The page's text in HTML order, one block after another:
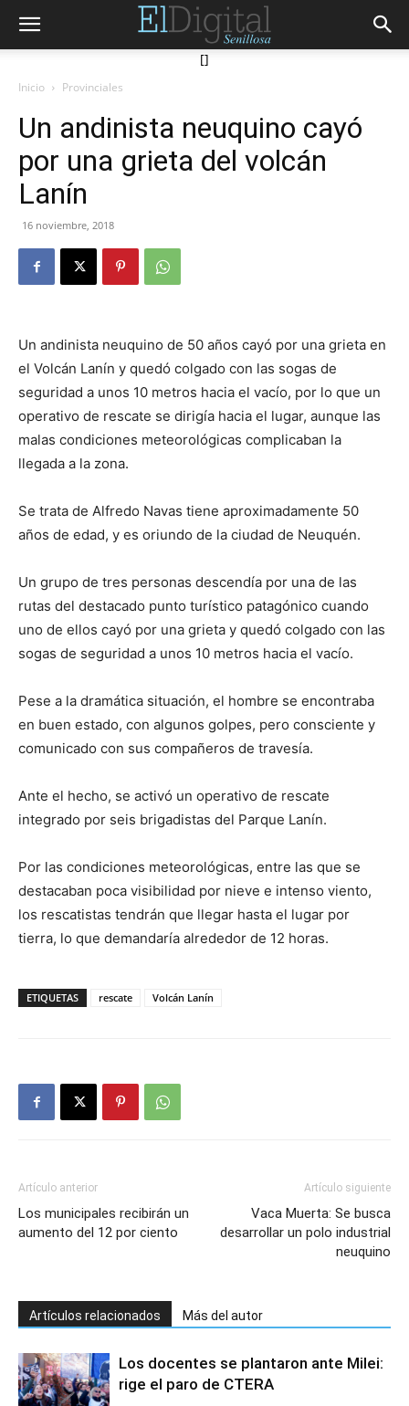
[]
Inicio Provinciales
Un andinista neuquino cayó
por una grieta del volcán
Lanín
16 noviembre, 2018
Un andinista neuquino de 50 años cayó por una grieta en
el Volcán Lanín y quedó colgado con las sogas de
seguridad a unos 10 metros hacia el vacío, por lo que un
operativo de rescate se dirigía hacia el lugar, aunque las
malas condiciones meteorológicas complicaban la
llegada a la zona.
Se trata de Alfredo Navas tiene aproximadamente 50
años de edad, y es oriundo de la ciudad de Neuquén.
Un grupo de tres personas descendía por una de las
rutas del destacado punto turístico patagónico cuando
uno de ellos cayó por una grieta y quedó colgado con las
sogas de seguridad a unos 10 metros hacia el vacío.
Pese a la dramática situación, el hombre se encontraba
en buen estado, con algunos golpes, pero consciente y
comunicado con sus compañeros de travesía.
Ante el hecho, se activó un operativo de rescate
integrado por seis brigadistas del Parque Lanín.
Por las condiciones meteorológicas, entre las que se
destacaban poca visibilidad por nieve e intenso viento,
los rescatistas tendrán que llegar hasta el lugar por
tierra, lo que demandaría alrededor de 12 horas.
ETIQUETAS rescate Volcán Lanín
Artículo anterior
Los municipales recibirán un
aumento del 12 por ciento
Artículo siguiente
Vaca Muerta: Se busca
desarrollar un polo industrial
neuquino
Artículos relacionados Más del autor
Los docentes se plantaron ante Milei:
rige el paro de CTERA